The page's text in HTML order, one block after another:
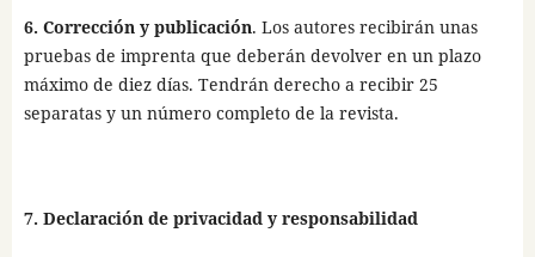
6. Corrección y publicación. Los autores recibirán unas
pruebas de imprenta que deberán devolver en un plazo
máximo de diez días. Tendrán derecho a recibir 25
separatas y un número completo de la revista.
7. Declaración de privacidad y responsabilidad